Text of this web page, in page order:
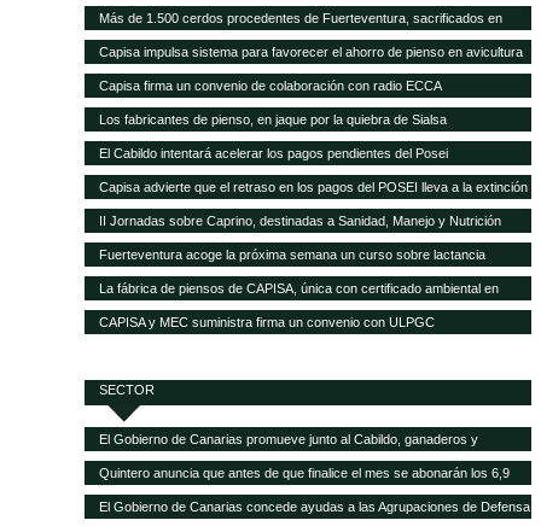
pienso y empresas transformadoras de leche para analizar la crisis del
sector
Más de 1.500 cerdos procedentes de Fuerteventura, sacrificados en
Gran Canaria por la mala gestión del matadero insular
Capisa impulsa sistema para favorecer el ahorro de pienso en avicultura
Capisa firma un convenio de colaboración con radio ECCA
Los fabricantes de pienso, en jaque por la quiebra de Sialsa
El Cabildo intentará acelerar los pagos pendientes del Posei
Capisa advierte que el retraso en los pagos del POSEI lleva a la extinción
al sector ganadero
II Jornadas sobre Caprino, destinadas a Sanidad, Manejo y Nutrición
Fuerteventura acoge la próxima semana un curso sobre lactancia
artificial en el sector caprino
La fábrica de piensos de CAPISA, única con certificado ambiental en
Canarias
CAPISA y MEC suministra firma un convenio con ULPGC
SECTOR
El Gobierno de Canarias promueve junto al Cabildo, ganaderos y
queseros de Tenerife el fomento de la producción local de forrajes
Quintero anuncia que antes de que finalice el mes se abonarán los 6,9
millones del POSEI adicional de la campaña 2015
El Gobierno de Canarias concede ayudas a las Agrupaciones de Defensa